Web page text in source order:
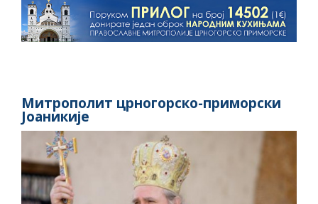
Митрополит црногорско-приморски
Јоаникије